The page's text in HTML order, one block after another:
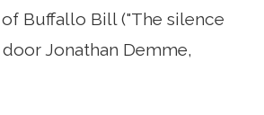
of Buffallo Bill ("The silence
Jonathan Demme,